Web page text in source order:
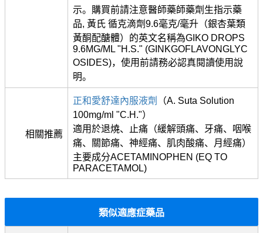
示。購買前請注意醫師藥師藥劑生指示藥
品, 黃氏 循克滴劑9.6毫克/毫升（銀杏葉類
黃酮配醣體）的英文名稱為GIKO DROPS
9.6MG/ML "H.S." (GINKGOFLAVONGLYC
OSIDES)，使用前請務必認真閱讀使用說
明。
相關推薦
正和愛舒達內服液劑
（A. Suta Solution
100mg/ml "C.H."）
適用於退燒、止痛（緩解頭痛、牙痛、咽喉
痛、關節痛、神經痛、肌肉酸痛、月經痛）
主要成分ACETAMINOPHEN (EQ TO
PARACETAMOL)
類似適應症藥品